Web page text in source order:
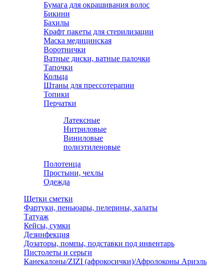
Бумага для окрашивания волос
Бикини
Бахилы
Крафт пакеты для стерилизации
Маска медицинская
Воротнички
Ватные диски, ватные палочки
Тапочки
Кольца
Штаны для прессотерапии
Топики
Перчатки
Латексные
Нитриловые
Виниловые
полиэтиленовые
Полотенца
Простыни, чехлы
Одежда
Щетки сметки
Фартуки, пеньюары, пелерины, халаты
Татуаж
Кейсы, сумки
Дезинфекция
Дозаторы, помпы, подставки под инвентарь
Пистолеты и серьги
Канекалоны/ZIZI (афрокосички)/Афролоконы Ариэль